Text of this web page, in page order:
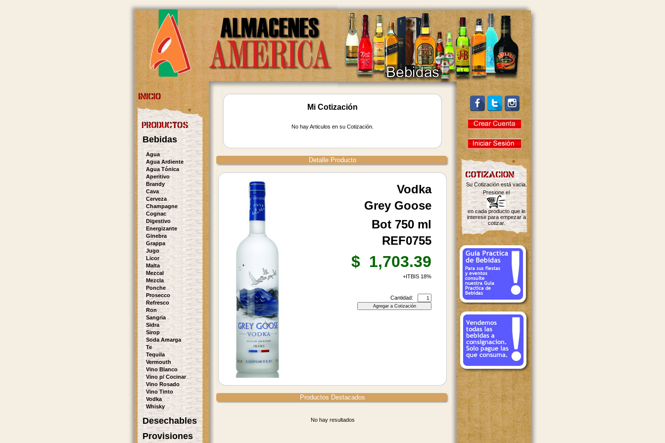
Bebidas
Agua
Agua Ardiente
Agua Tónica
Aperitivo
Brandy
Cava
Cerveza
Champagne
Cognac
Digestivo
Energizante
Ginebra
Grappa
Jugo
Licor
Malta
Mezcal
Mezcla
Ponche
Prosecco
Refresco
Ron
Sangria
Sidra
Sirop
Soda Amarga
Te
Tequila
Vermouth
Vino Blanco
Vino p/ Cocinar
Vino Rosado
Vino Tinto
Vodka
Whisky
Desechables
Provisiones
Mi Cotización
No hay Articulos en su Cotización.
Detalle Producto
Vodka
Grey Goose
Bot 750 ml
REF0755
$ 1,703.39
+ITBIS 18%
Cantidad:
Productos Destacados
No hay resultados
Su Cotización está vacia.
Presione el
en cada producto que le
interese para empezar a
cotizar.